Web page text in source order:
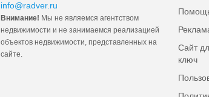
info@radver.ru
Внимание! Мы не являемся агентством
недвижимости и не занимаемся реализацией
объектов недвижимости, представленных на
сайте.
Сайт
ключ